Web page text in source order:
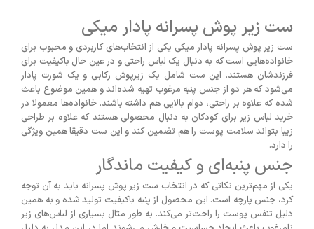
ست زیر پوش پسرانه پادار میکی
ست زیر پوش پسرانه پادار میکی یکی از انتخاب‌های کاربردی و محبوب برای
خانواده‌هایی است که به دنبال یک لباس راحتی و در عین حال باکیفیت برای
فرزندشان هستند. این ست شامل یک زیرپوش رکابی و یک شورت پادار
می‌شود که هر دو از جنس پنبه مرغوب تهیه شده‌اند و همین موضوع باعث
شده که علاوه بر راحتی، دوام بالایی هم داشته باشند. خانواده‌ها معمولا در
خرید لباس زیر برای کودکان به دنبال محصولی هستند که علاوه بر طراحی
زیبا بتواند سلامت پوست را هم تضمین کند و این ست دقیقا همین ویژگی
را دارد.
جنس پنبه‌ای و کیفیت ماندگار
یکی از مهم‌ترین نکاتی که در انتخاب ست زیر پوش پسرانه باید به آن توجه
کرد، جنس پارچه است. این محصول از پنبه باکیفیت تولید شده و به همین
دلیل تنفس پوست را راحت‌تر می‌کند. به طور مثال بسیاری از لباس‌های زیر